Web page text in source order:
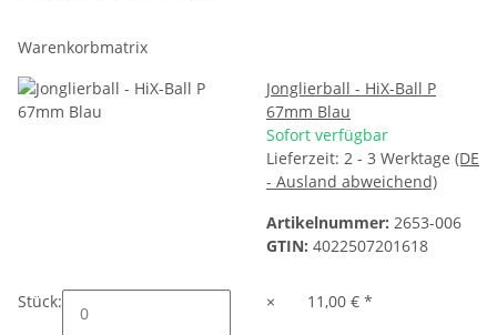
Warenkorbmatrix
Jonglierball - HiX-Ball P
67mm Blau
Sofort verfügbar
Lieferzeit: 2 - 3 Werktage (DE
- Ausland abweichend)
Artikelnummer: 2653-006
GTIN: 4022507201618
Stück: × 11,00 €*